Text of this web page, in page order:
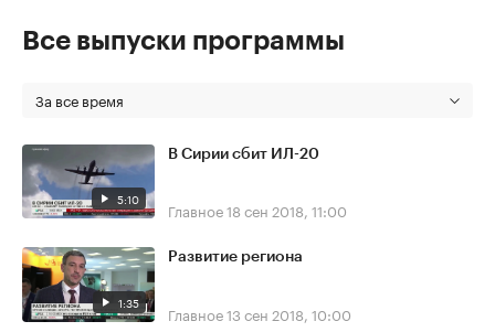
Все выпуски программы
За все время
5:10
В Сирии сбит ИЛ-20
Главное18 сен 2018, 11:00
1:35
Развитие региона
Главное13 сен 2018, 10:00